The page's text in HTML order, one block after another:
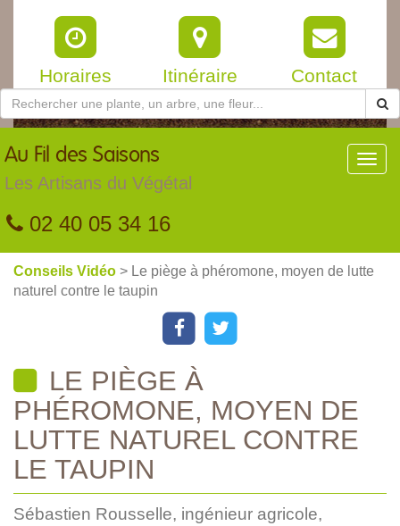
Horaires Itinéraire Contact
Au Fil des Saisons
Les Artisans du Végétal
02 40 05 34 16
Conseils Vidéo > Le piège à phéromone, moyen de lutte
naturel contre le taupin
LE PIÈGE À
PHÉROMONE, MOYEN DE
LUTTE NATUREL CONTRE
LE TAUPIN
Sébastien Rousselle, ingénieur agricole,